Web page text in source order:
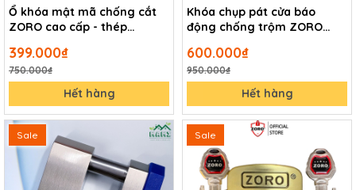
Ổ khóa mật mã chống cắt
ZORO cao cấp - thép
nước bảo mật cao chống
trộm
399.000₫
750.000₫
Hết hàng
Khóa chụp pát cửa báo
động chống trộm ZORO
600.000₫
950.000₫
Hết hàng
Sale Sale